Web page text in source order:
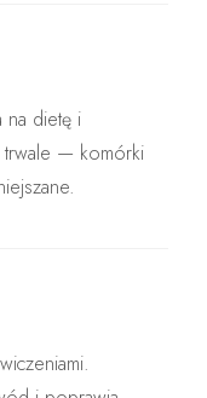
na dietę i
trwale — komórki